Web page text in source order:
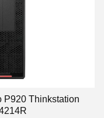
P920 Thinkstation